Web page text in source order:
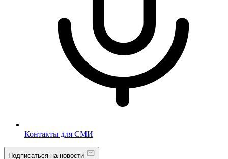
Контакты для СМИ
Подписаться на новости